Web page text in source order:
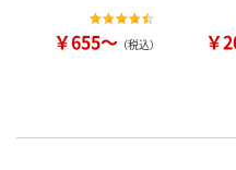
￥655～ （税込） ￥